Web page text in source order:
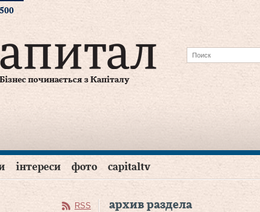
Бізнес починається з Капіталу
інтереси фото capitaltv
RSS архив раздела